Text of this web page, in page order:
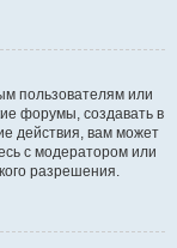
пользователям или
форумы, создавать в
действия, вам может
с модератором или
разрешения.